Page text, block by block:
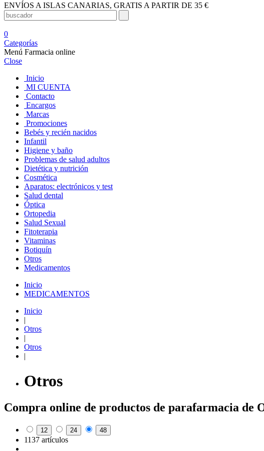
ENVÍOS A ISLAS CANARIAS, GRATIS A PARTIR DE 35 €
0
Categorías
Menú Farmacia online
Close
Inicio
MI CUENTA
Contacto
Encargos
Marcas
Promociones
Bebés y recién nacidos
Infantil
Higiene y baño
Problemas de salud adultos
Dietética y nutrición
Cosmética
Aparatos: electrónicos y test
Salud dental
Óptica
Ortopedia
Salud Sexual
Fitoterapia
Vitaminas
Botiquín
Otros
Medicamentos
Inicio
MEDICAMENTOS
Inicio
|
Otros
|
Otros
|
Otros
Compra online de productos de parafarmacia de
12 24 48
1137 artículos